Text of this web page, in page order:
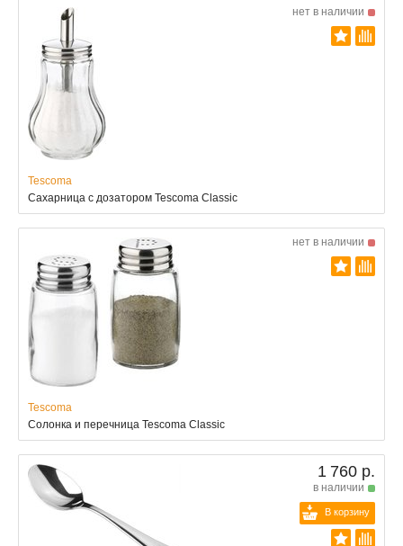
нет в наличии
Tescoma
Сахарница с дозатором Tescoma Classic
нет в наличии
Tescoma
Солонка и перечница Tescoma Classic
1 760 р.
в наличии
В корзину